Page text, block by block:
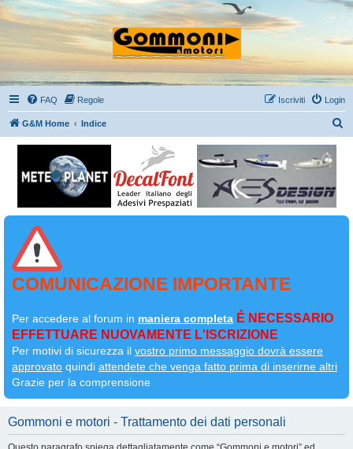
FAQ Regole Login
Iscriviti
G&M Home Indice
COMUNICAZIONE IMPORTANTE
Per accedere al forum in maniera completa É NECESSARIO
EFFETTUARE NUOVAMENTE L'ISCRIZIONE
Per motivi di sicurezza il vostro primo messaggio dovrà essere
approvato quindi attendete che venga fatto prima di inserirne altri
Grazie per la comprensione
Gommoni e motori - Trattamento dei dati personali